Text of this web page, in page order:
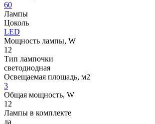
60
Лампы
Цоколь
LED
Мощность лампы, W
12
Тип лампочки
светодиодная
Освещаемая площадь, м2
3
Общая мощность, W
12
Лампы в комплекте
да